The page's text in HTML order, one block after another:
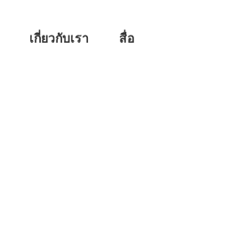
เกี่ยวกับเรา สื่อ